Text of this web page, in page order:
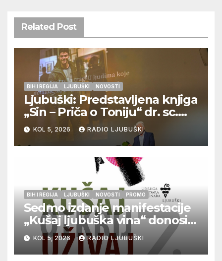
Related Post
BIH I REGIJA LJUBUŠKI NOVOSTI
Ljubuški: Predstavljena knjiga
„Sin – Priča o Toniju“ dr. sc.
Zdenka Hercega
KOL 5, 2026 RADIO LJUBUŠKI
BIH I REGIJA LJUBUŠKI NOVOSTI PROMO
Sedmo izdanje manifestacije
„Kušaj ljubuška vina“ donosi
vrhunska vina, gastronomiju i
glazbu
KOL 5, 2026 RADIO LJUBUŠKI